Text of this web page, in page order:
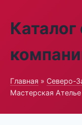
Главная » Северо-
Мастерская